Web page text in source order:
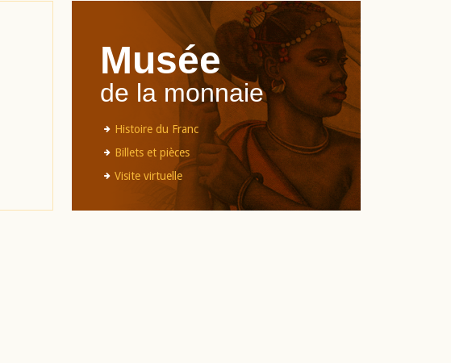
Musée
de la monnaie
Histoire du Franc
Billets et pièces
Visite virtuelle